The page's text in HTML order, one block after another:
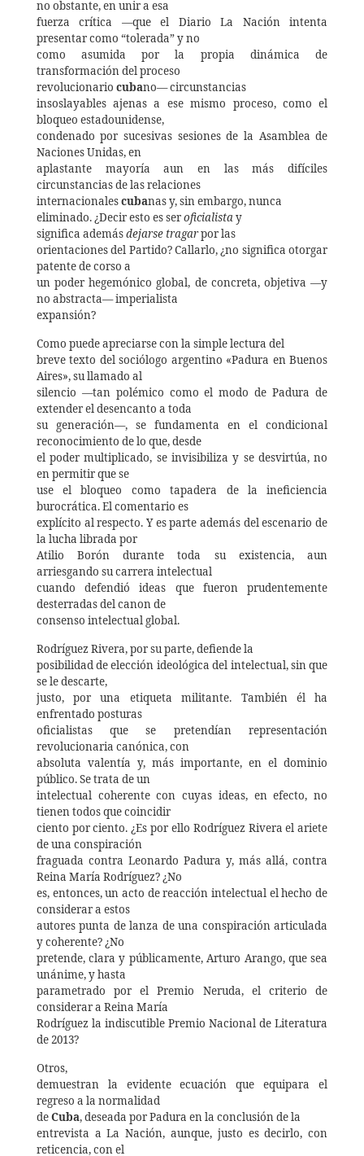
no obstante, en unir a esa
fuerza crítica —que el Diario La Nación intenta
presentar como “tolerada” y no
como asumida por la propia dinámica de
transformación del proceso
revolucionario cubano— circunstancias
insoslayables ajenas a ese mismo proceso, como el
bloqueo estadounidense,
condenado por sucesivas sesiones de la Asamblea de
Naciones Unidas, en
aplastante mayoría aun en las más difíciles
circunstancias de las relaciones
internacionalescubanas y, sin embargo, nunca
eliminado. ¿Decir esto es seroficialista y
significa ademásdejarse tragarpor las
orientaciones del Partido? Callarlo, ¿no significa otorgar
patente de corso a
un poder hegemónico global, de concreta, objetiva —y
no abstracta— imperialista
expansión?
Como puede apreciarse con la simple lectura del
breve texto del sociólogo argentino «Padura en Buenos
Aires», su llamado al
silencio —tan polémico como el modo de Padura de
extender el desencanto a toda
su generación—, se fundamenta en el condicional
reconocimiento de lo que, desde
el poder multiplicado, se invisibiliza y se desvirtúa, no
en permitir que se
use el bloqueo como tapadera de la ineficiencia
burocrática. El comentario es
explícito al respecto. Y es parte además del escenario de
la lucha librada por
Atilio Borón durante toda su existencia, aun
arriesgando su carrera intelectual
cuando defendió ideas que fueron prudentemente
desterradas del canon de
consenso intelectual global.
Rodríguez Rivera, por su parte, defiende la
posibilidad de elección ideológica del intelectual, sin que
se le descarte,
justo, por una etiqueta militante. También él ha
enfrentado posturas
oficialistas que se pretendían representación
revolucionaria canónica, con
absoluta valentía y, más importante, en el dominio
público. Se trata de un
intelectual coherente con cuyas ideas, en efecto, no
tienen todos que coincidir
ciento por ciento. ¿Es por ello Rodríguez Rivera el ariete
de una conspiración
fraguada contra Leonardo Padura y, más allá, contra
Reina María Rodríguez? ¿No
es, entonces, un acto de reacción intelectual el hecho de
considerar a estos
autores punta de lanza de una conspiración articulada
y coherente? ¿No
pretende, clara y públicamente, Arturo Arango, que sea
unánime, y hasta
parametrado por el Premio Neruda, el criterio de
considerar a Reina María
Rodríguez la indiscutible Premio Nacional de Literatura
de 2013?
Otros,
demuestran la evidente ecuación que equipara el
regreso a la normalidad
deCuba, deseada por Padura en la conclusión de la
entrevista a La Nación, aunque, justo es decirlo, con
reticencia, con el